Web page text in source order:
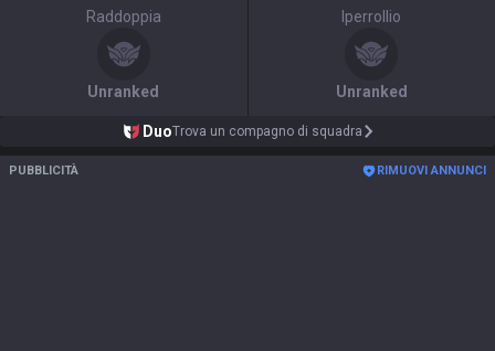
Raddoppia
Unranked
Iperrollio
Unranked
DuoTrova un compagno di squadra
PUBBLICITÀ RIMUOVI ANNUNCI